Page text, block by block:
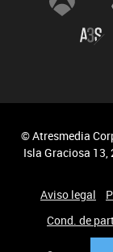
© Atresmedia
Isla Graciosa 13,
Aviso legal
Cond. de